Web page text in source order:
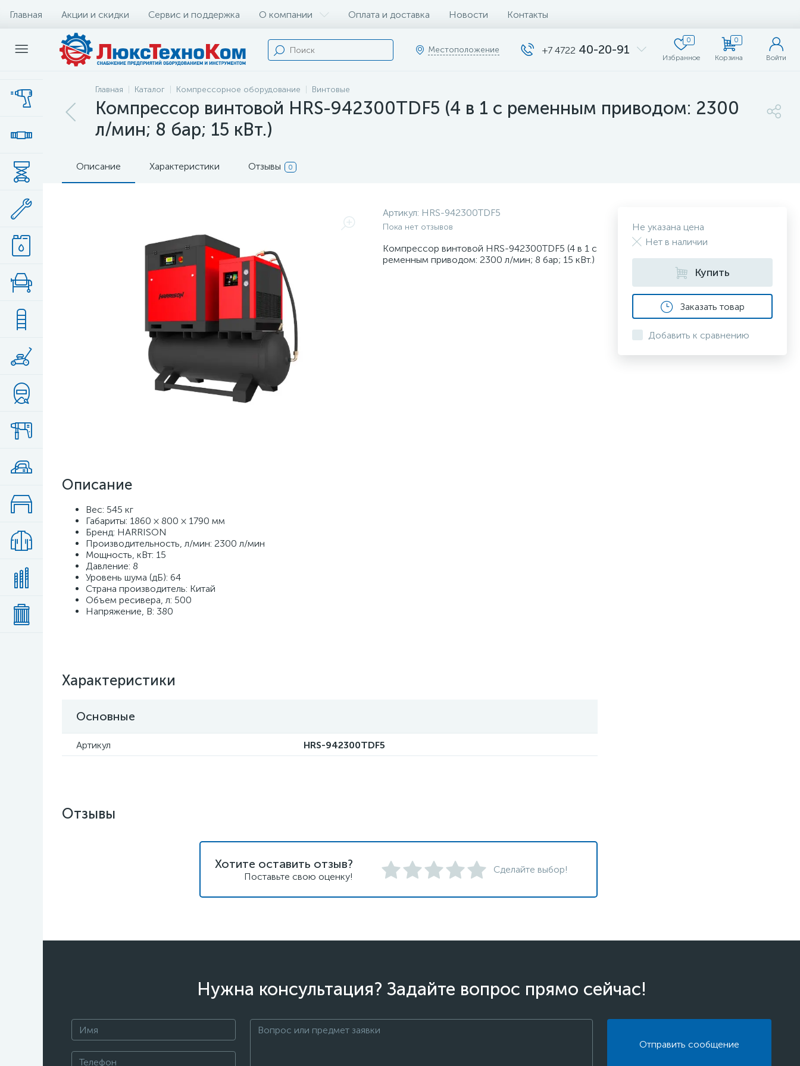
Главная Акции и скидки Сервис и поддержка О компании Оплата и доставка Новости Контакты
Местоположение +7 4722 40-20-91
0
Избранное
0
Корзина Войти
Главная Каталог Компрессорное оборудование Винтовые
Компрессор винтовой HRS-942300TDF5 (4 в 1 с ременным приводом: 2300
л/мин; 8 бар; 15 кВт.)
Описание Характеристики Отзывы 0
Артикул: HRS-942300TDF5
Пока нет отзывов
Компрессор винтовой HRS-942300TDF5 (4 в 1 с
ременным приводом: 2300 л/мин; 8 бар; 15 кВт.)
Описание
Вес: 545 кг
Габариты: 1860 × 800 × 1790 мм
Бренд: HARRISON
Производительность, л/мин: 2300 л/мин
Мощность, кВт: 15
Давление: 8
Уровень шума (дБ): 64
Страна производитель: Китай
Объем ресивера, л: 500
Напряжение, В: 380
Характеристики
Основные
Артикул HRS-942300TDF5
Не указана цена
Нет в наличии
Купить
Заказать товар
Добавить к сравнению
Отзывы
Хотите оставить отзыв?
Поставьте свою оценку!
Сделайте выбор!
Нужна консультация? Задайте вопрос прямо сейчас!
Отправить сообщение